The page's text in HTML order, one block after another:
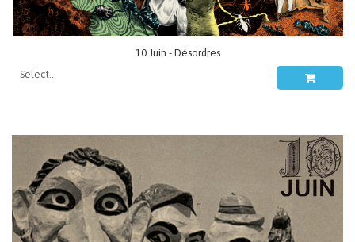
10 Juin - Désordres